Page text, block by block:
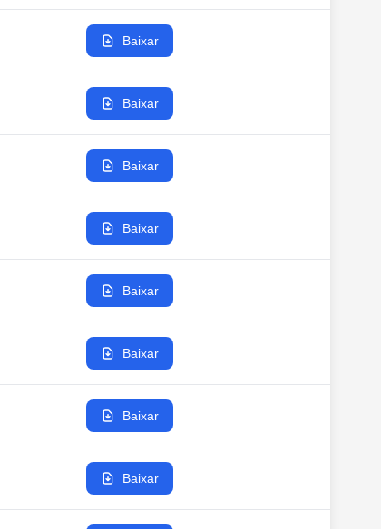
Baixar
Baixar
Baixar
Baixar
Baixar
Baixar
Baixar
Baixar